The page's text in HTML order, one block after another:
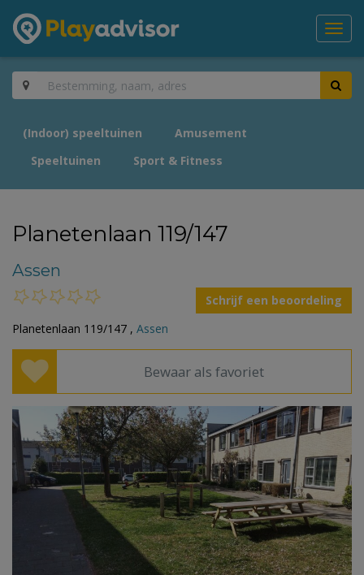
(Indoor) speeltuinen
Amusement
Speeltuinen
Sport & Fitness
Planetenlaan 119/147
Assen
Schrijf een beoordeling
Planetenlaan 119/147 , Assen
Bewaar als favoriet